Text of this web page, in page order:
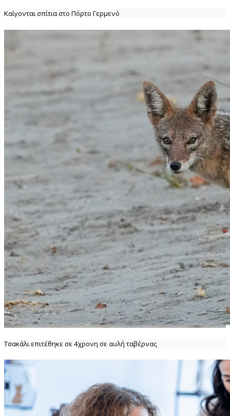
Καίγονται σπίτια στο Πόρτο Γερμενό
Τσακάλι επιτέθηκε σε 4χρονη σε αυλή ταβέρνας